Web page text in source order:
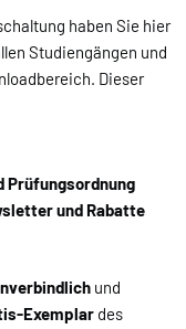
haben Sie hier
Studiengängen und
Dieser
und Rabatte
und
Exemplar des